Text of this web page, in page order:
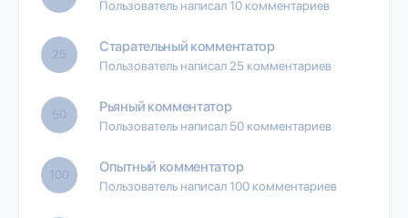
Пользователь написал 10 комментариев
25 Старательный комментатор
Пользователь написал 25 комментариев
50 Рьяный комментатор
Пользователь написал 50 комментариев
100 Опытный комментатор
Пользователь написал 100 комментариев